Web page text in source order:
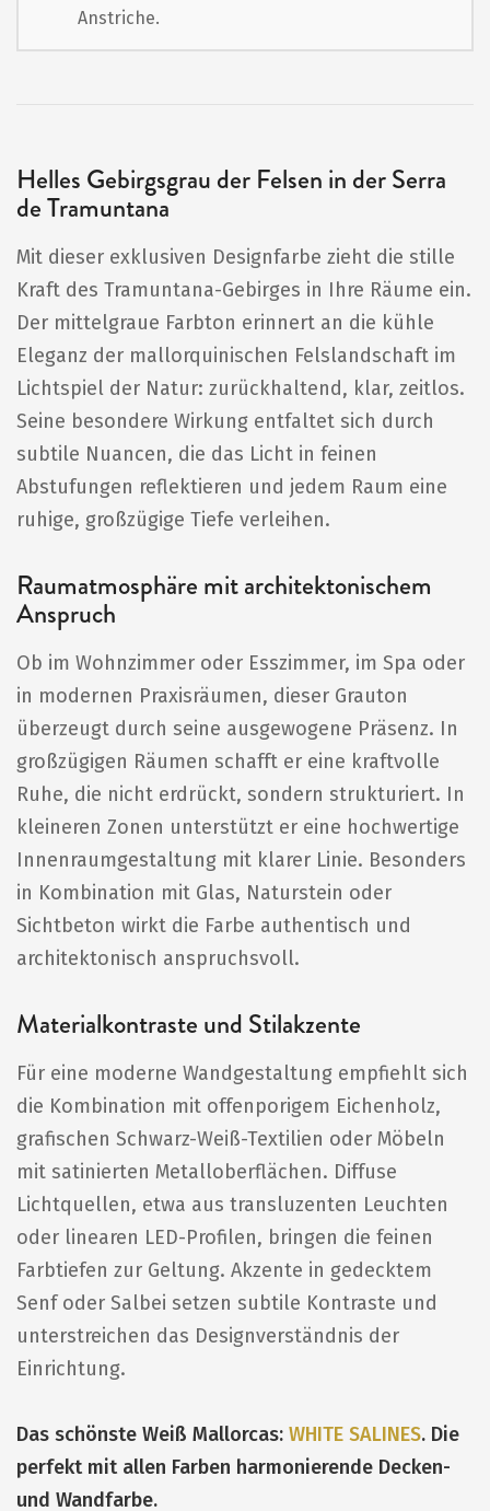
Anstriche.
Helles Gebirgsgrau der Felsen in der Serra
de Tramuntana
Mit dieser exklusiven Designfarbe zieht die stille
Kraft des Tramuntana-Gebirges in Ihre Räume ein.
Der mittelgraue Farbton erinnert an die kühle
Eleganz der mallorquinischen Felslandschaft im
Lichtspiel der Natur: zurückhaltend, klar, zeitlos.
Seine besondere Wirkung entfaltet sich durch
subtile Nuancen, die das Licht in feinen
Abstufungen reflektieren und jedem Raum eine
ruhige, großzügige Tiefe verleihen.
Raumatmosphäre mit architektonischem
Anspruch
Ob im Wohnzimmer oder Esszimmer, im Spa oder
in modernen Praxisräumen, dieser Grauton
überzeugt durch seine ausgewogene Präsenz. In
großzügigen Räumen schafft er eine kraftvolle
Ruhe, die nicht erdrückt, sondern strukturiert. In
kleineren Zonen unterstützt er eine hochwertige
Innenraumgestaltung mit klarer Linie. Besonders
in Kombination mit Glas, Naturstein oder
Sichtbeton wirkt die Farbe authentisch und
architektonisch anspruchsvoll.
Materialkontraste und Stilakzente
Für eine moderne Wandgestaltung empfiehlt sich
die Kombination mit offenporigem Eichenholz,
grafischen Schwarz-Weiß-Textilien oder Möbeln
mit satinierten Metalloberflächen. Diffuse
Lichtquellen, etwa aus transluzenten Leuchten
oder linearen LED-Profilen, bringen die feinen
Farbtiefen zur Geltung. Akzente in gedecktem
Senf oder Salbei setzen subtile Kontraste und
unterstreichen das Designverständnis der
Einrichtung.
Das schönste Weiß Mallorcas: WHITE SALINES. Die
perfekt mit allen Farben harmonierende Decken-
und Wandfarbe.